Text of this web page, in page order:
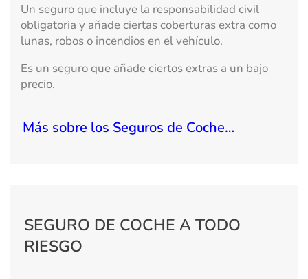
Un seguro que incluye la responsabilidad civil
obligatoria y añade ciertas coberturas extra como
lunas, robos o incendios en el vehículo.
Es un seguro que añade ciertos extras a un bajo
precio.
Más sobre los Seguros de Coche…
SEGURO DE COCHE A TODO
RIESGO